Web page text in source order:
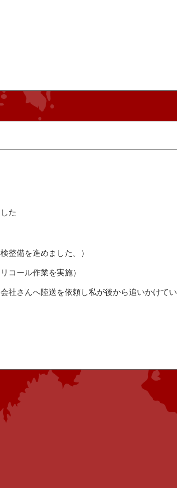
た
整備を進めました。）
コール作業を実施）
社さんへ陸送を依頼し私が後から追いかけてい